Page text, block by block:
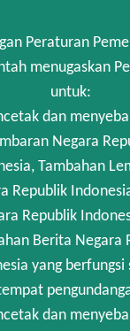
Peraturan
menugaskan
untuk:
dan
Negara
Tambahan
Republik
Republik
Berita Negara
yang berfungsi
dan